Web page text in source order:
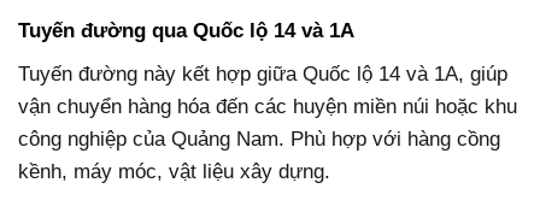
Tuyến đường qua Quốc lộ 14 và 1A
Tuyến đường này kết hợp giữa Quốc lộ 14 và 1A, giúp
vận chuyển hàng hóa đến các huyện miền núi hoặc khu
công nghiệp của Quảng Nam. Phù hợp với hàng cồng
kềnh, máy móc, vật liệu xây dựng.